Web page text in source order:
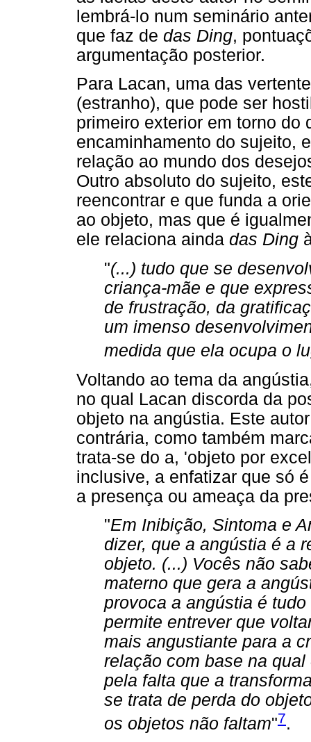
lembrá-lo num seminário
que faz de das Ding,
argumentação posterior.
Para Lacan, uma das
(estranho), que pode ser
primeiro exterior em torno do
encaminhamento do sujeito,
relação ao mundo dos
Outro absoluto do sujeito,
reencontrar e que funda a
ao objeto, mas que é
ele relaciona ainda das Ding
"(...) tudo que se
criança-mãe e que
de frustração, da
um imenso
medida que ela ocupa o
Voltando ao tema da
no qual Lacan discorda da
objeto na angústia. Este
contrária, como também
trata-se do a, 'objeto por
inclusive, a enfatizar que só
a presença ou ameaça da
"Em Inibição, Sintoma e
dizer, que a angústia é a
objeto. (...) Vocês não
materno que gera a
provoca a angústia é
permite entrever que
mais angustiante para a
relação com base na
pela falta que a
se trata de perda do
os objetos não faltam"7.